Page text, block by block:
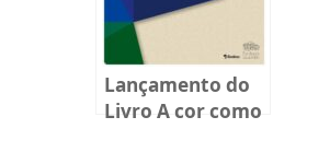
Lançamento do
Livro A cor como